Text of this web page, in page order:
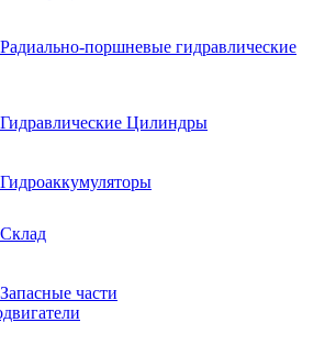
Радиально-поршневые гидравлические
Гидравлические Цилиндры
Гидроаккумуляторы
Склад
Запасные части